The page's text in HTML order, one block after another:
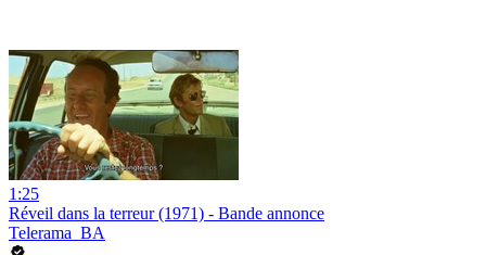
1:25
Réveil dans la terreur (1971) - Bande annonce
Telerama_BA